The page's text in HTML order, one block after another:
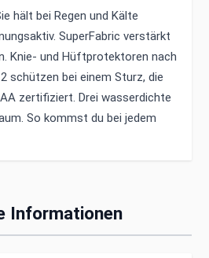
hält bei Regen und Kälte
SuperFabric verstärkt
Knie- und Hüftprotektoren nach
schützen bei einem Sturz, die
zertifiziert. Drei wasserdichte
So kommst du bei jedem
Informationen